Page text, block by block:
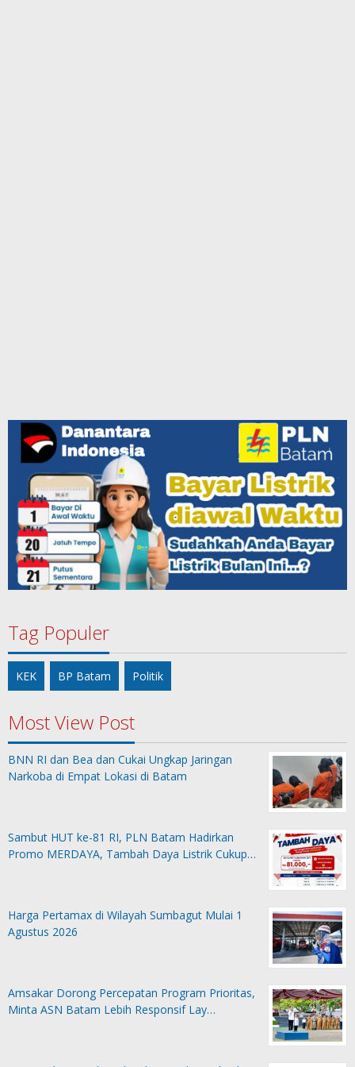
Tag Populer
KEK BP Batam Politik
Most View Post
BNN RI dan Bea dan Cukai Ungkap Jaringan
Narkoba di Empat Lokasi di Batam
Sambut HUT ke-81 RI, PLN Batam Hadirkan
Promo MERDAYA, Tambah Daya Listrik Cukup…
Harga Pertamax di Wilayah Sumbagut Mulai 1
Agustus 2026
Amsakar Dorong Percepatan Program Prioritas,
Minta ASN Batam Lebih Responsif Lay…